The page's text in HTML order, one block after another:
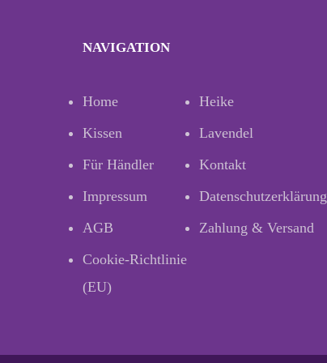
NAVIGATION
Home
Heike
Kissen
Lavendel
Für Händler
Kontakt
Impressum
Datenschutzerklärung
AGB
Zahlung & Versand
Cookie-Richtlinie
(EU)